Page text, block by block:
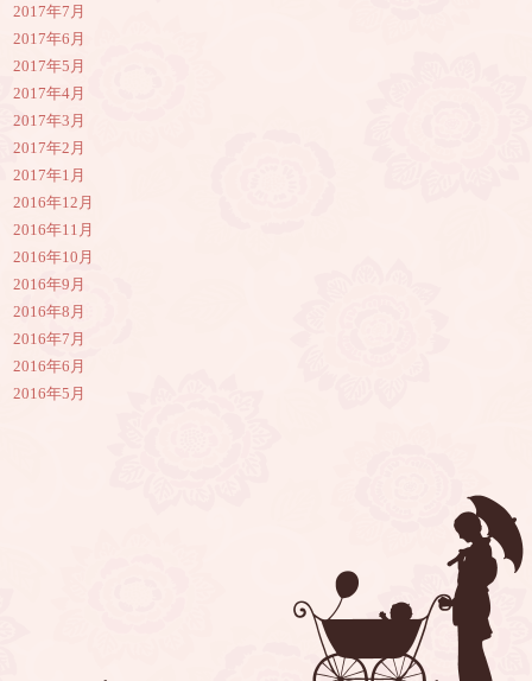
2017年7月
2017年6月
2017年5月
2017年4月
2017年3月
2017年2月
2017年1月
2016年12月
2016年11月
2016年10月
2016年9月
2016年8月
2016年7月
2016年6月
2016年5月